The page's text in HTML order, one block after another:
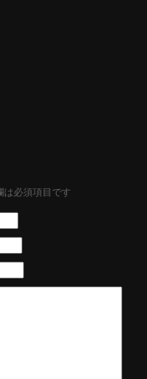
は必須項目です